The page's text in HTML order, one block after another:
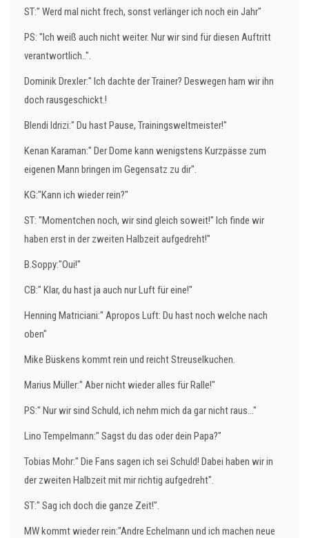
ST:" Werd mal nicht frech, sonst verlänger ich noch ein Jahr"
PS: "Ich weiß auch nicht weiter. Nur wir sind für diesen Auftritt
verantwortlich..".
Dominik Drexler:" Ich dachte der Trainer? Deswegen ham wir ihn
doch rausgeschickt.!
Blendi Idrizi:" Du hast Pause, Trainingsweltmeister!"
Kenan Karaman:" Der Dome kann wenigstens Kurzpässe zum
eigenen Mann bringen im Gegensatz zu dir".
KG:"Kann ich wieder rein?"
ST: "Momentchen noch, wir sind gleich soweit!" Ich finde wir
haben erst in der zweiten Halbzeit aufgedreht!"
B.Soppy:"Oui!"
CB:" Klar, du hast ja auch nur Luft für eine!"
Henning Matriciani:" Apropos Luft: Du hast noch welche nach
oben"
Mike Büskens kommt rein und reicht Streuselkuchen.
Marius Müller:" Aber nicht wieder alles für Ralle!"
PS:" Nur wir sind Schuld, ich nehm mich da gar nicht raus..."
Lino Tempelmann:" Sagst du das oder dein Papa?"
Tobias Mohr:" Die Fans sagen ich sei Schuld! Dabei haben wir in
der zweiten Halbzeit mit mir richtig aufgedreht".
ST:" Sag ich doch die ganze Zeit!".
MW kommt wieder rein:"Andre Echelmann und ich machen neue